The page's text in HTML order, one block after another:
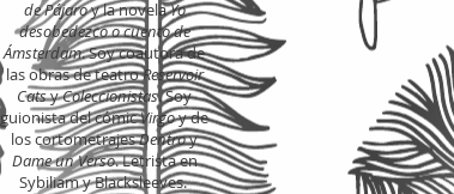
de Pájaroy la novelaYo
desobedezco o cuento de
Ámsterdam. Soy coautora de
las obras de teatroReservoir
CatsyColeccionistas. Soy
guionista del cómicVirgoy de
los cortometrajesDentroy
Dame un Verso. Letrista en
Sybiliam y Blacksleeves.